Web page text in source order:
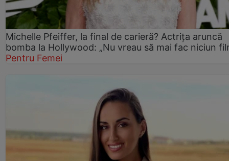
Michelle Pfeiffer, la final de carieră? Actrița aruncă
bomba la Hollywood: „Nu vreau să mai fac niciun
Pentru Femei